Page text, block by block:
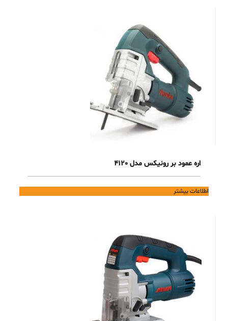
اره عمود بر رونیکس مدل 4120
اطلاعات بیشتر